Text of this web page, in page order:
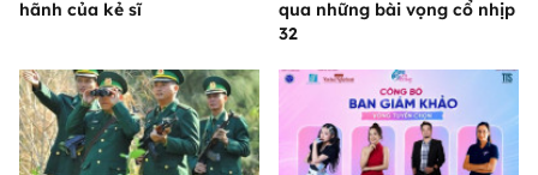
hãnh của kẻ sĩ
qua những bài vọng cổ nhịp
32